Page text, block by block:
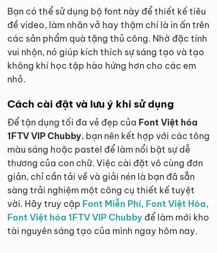
Bạn có thể sử dụng bộ font này để thiết kế tiêu
đề video, làm nhãn vở hay thậm chí là in ấn trên
các sản phẩm quà tặng thủ công. Nhờ đặc tính
vui nhộn, nó giúp kích thích sự sáng tạo và tạo
không khí học tập hào hứng hơn cho các em
nhỏ.
Cách cài đặt và lưu ý khi sử dụng
Để tận dụng tối đa vẻ đẹp của Font Việt hóa
1FTV VIP Chubby, bạn nên kết hợp với các tông
màu sáng hoặc pastel để làm nổi bật sự dễ
thương của con chữ. Việc cài đặt vô cùng đơn
giản, chỉ cần tải về và giải nén là bạn đã sẵn
sàng trải nghiệm một công cụ thiết kế tuyệt
vời. Hãy truy cập Font Miễn Phí, Font Việt Hóa,
Font Việt hóa 1FTV VIP Chubby để làm mới kho
tài nguyên sáng tạo của mình ngay hôm nay.